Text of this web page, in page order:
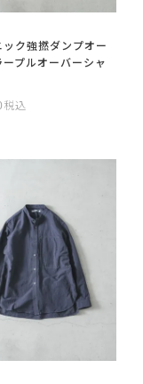
ック強撚ダンプオー
ープルオーバーシャ
税込